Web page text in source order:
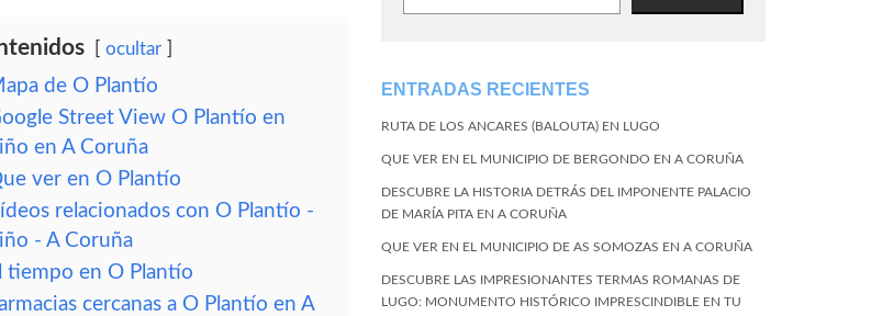
ocultar
de O Plantío
Street View O Plantío en
en A Coruña
ver en O Plantío
relacionados con O Plantío -
- A Coruña
tiempo en O Plantío
cercanas a O Plantío en A
ENTRADAS RECIENTES
RUTA DE LOS ANCARES (BALOUTA) EN LUGO
QUE VER EN EL MUNICIPIO DE BERGONDO EN A CORUÑA
DESCUBRE LA HISTORIA DETRÁS DEL IMPONENTE PALACIO
DE MARÍA PITA EN A CORUÑA
QUE VER EN EL MUNICIPIO DE AS SOMOZAS EN A CORUÑA
DESCUBRE LAS IMPRESIONANTES TERMAS ROMANAS DE
LUGO: MONUMENTO HISTÓRICO IMPRESCINDIBLE EN TU